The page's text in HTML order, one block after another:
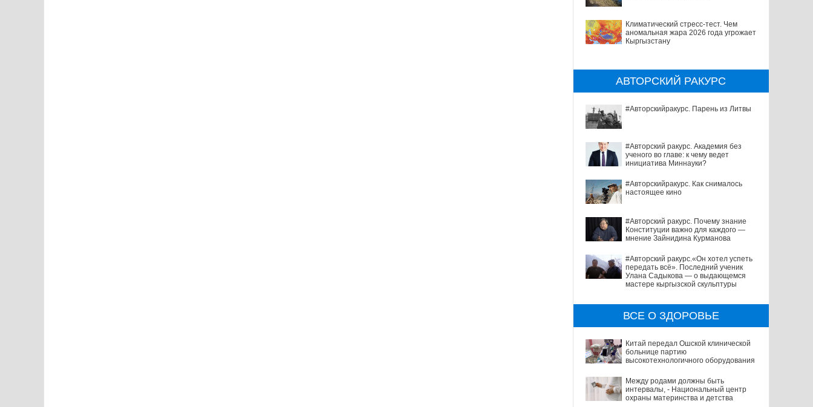
Климатический стресс-тест. Чем
аномальная жара 2026 года угрожает
Кыргызстану
АВТОРСКИЙ РАКУРС
#Авторскийракурс. Парень из Литвы
#Авторский ракурс. Академия без
ученого во главе: к чему ведет
инициатива Миннауки?
#Авторскийракурс. Как снималось
настоящее кино
#Авторский ракурс. Почему знание
Конституции важно для каждого —
мнение Зайнидина Курманова
#Авторский ракурс.«Он хотел успеть
передать всё». Последний ученик
Улана Садыкова — о выдающемся
мастере кыргызской скульптуры
ВСЕ О ЗДОРОВЬЕ
Китай передал Ошской клинической
больнице партию
высокотехнологичного оборудования
Между родами должны быть
интервалы, - Национальный центр
охраны материнства и детства